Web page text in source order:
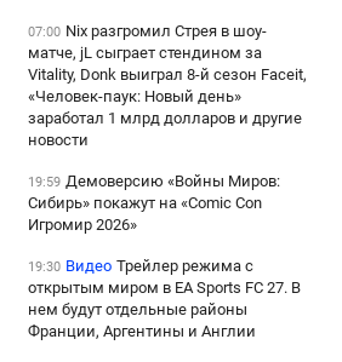
07:00 Nix разгромил Стрея в шоу-
матче, jL сыграет стендином за
Vitality, Donk выиграл 8-й сезон Faceit,
«Человек-паук: Новый день»
заработал 1 млрд долларов и другие
новости
19:59 Демоверсию «Войны Миров:
Сибирь» покажут на «Comic Con
Игромир 2026»
19:30 Видео Трейлер режима с
открытым миром в EA Sports FC 27. В
нем будут отдельные районы
Франции, Аргентины и Англии